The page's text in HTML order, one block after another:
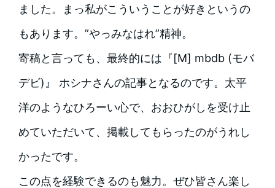
ました。まっ私がこういうことが好きというの
もあります。”やっみなはれ”精神。
寄稿と言っても、最終的には『[M] mbdb (モバ
デビ)』 ホシナさんの記事となるのです。太平
洋のようなひろーい心で、おおひがしを受け止
めていただいて、掲載してもらったのがうれし
かったです。
この点を経験できるのも魅力。ぜひ皆さん楽し